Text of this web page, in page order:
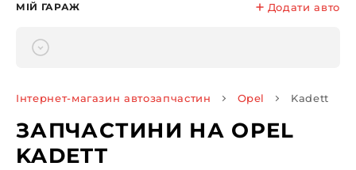
МІЙ ГАРАЖ Додати авто
Інтернет-магазин автозапчастин Opel Kadett
ЗАПЧАСТИНИ НА OPEL
KADETT